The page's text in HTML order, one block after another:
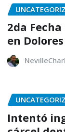
2da
en Dolores
Intentó